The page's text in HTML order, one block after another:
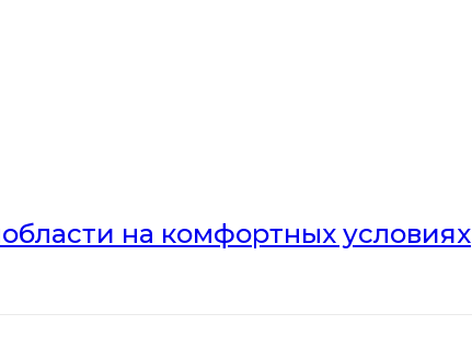
на комфортных условиях